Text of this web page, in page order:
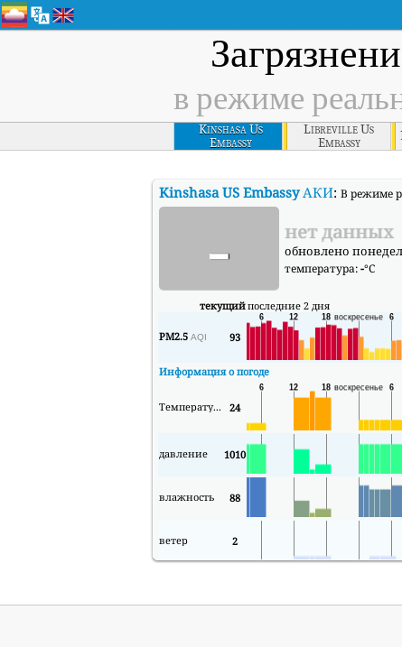
в режиме
Kinshasa Us
Embassy
Libreville Us
Embassy
Kinshasa US EmbassyАКИ: В режиме
- нет данных
обновлено
температура:-°C
текущийпоследние 2 дня
PM2.5 AQI 93
Информация о погоде
Температура 24
давление 1010
влажность 88
ветер 2